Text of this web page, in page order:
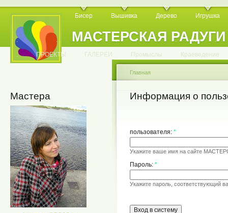
МАСТЕРСКАЯ РАДУГИ
Бисер Вышивка Дерево Игрушка
. . . . . . . . . . .
. ПРОЕКТЫ ГАЛЕРЕИ Промыслы Краеведение
Мастера
Главная
Информация о
пользователя: *
Укажите ваше имя на сайте
Пароль: *
Укажите пароль, соответствующий